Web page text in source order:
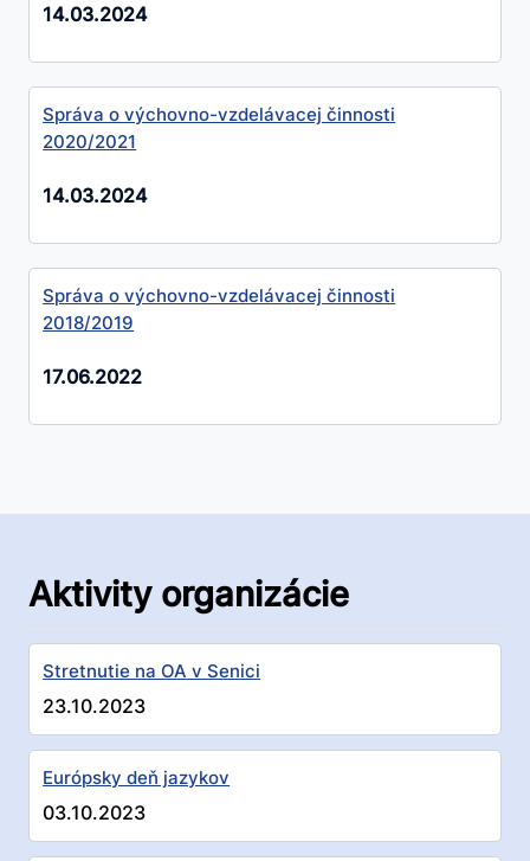
14.03.2024
Správa o výchovno-vzdelávacej činnosti
2020/2021
14.03.2024
Správa o výchovno-vzdelávacej činnosti
2018/2019
17.06.2022
Aktivity organizácie
Stretnutie na OA v Senici
23.10.2023
Európsky deň jazykov
03.10.2023